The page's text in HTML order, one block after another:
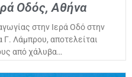
Οδός, Αθήνα
στην Ιερά Οδό στην
Γ. Λάμπρου, αποτελείται
από χάλυβα…